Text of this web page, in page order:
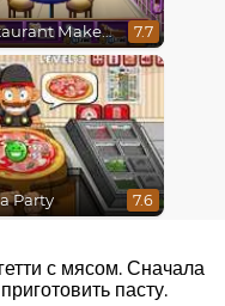
Restaurant Makeover 7.7
Party 7.6
с мясом. Сначала
пасту.